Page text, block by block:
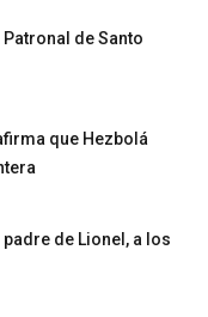
de Santo
que Hezbolá
de Lionel, a los